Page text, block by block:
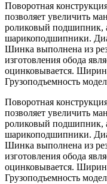
Поворотная
позволяет увеличить
роликовый подшипник,
шарикоподшипники.
Шинка выполнена из
изготовления обода
оцинковывается.
Грузоподъемность
Поворотная
позволяет увеличить
роликовый подшипник,
шарикоподшипники.
Шинка выполнена из
изготовления обода
оцинковывается.
Грузоподъемность